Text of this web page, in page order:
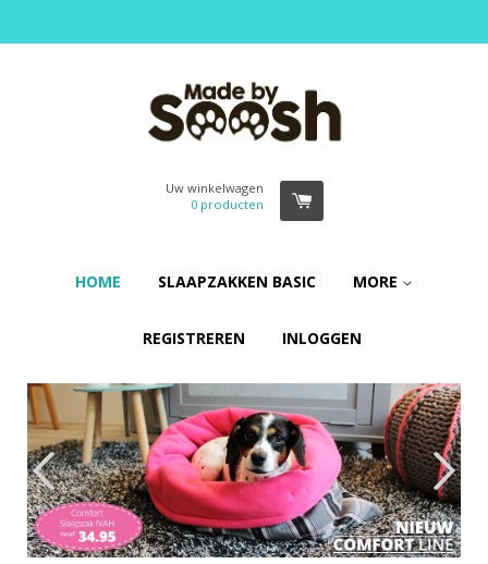
Uw winkelwagen
0producten
HOME SLAAPZAKKEN BASIC MORE
REGISTREREN INLOGGEN